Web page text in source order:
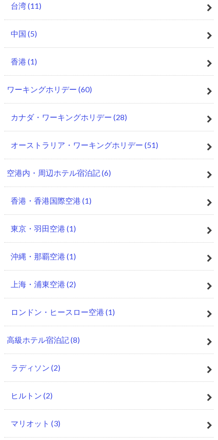
台湾(11)
中国 (5)
香港 (1)
ワーキングホリデー (60)
カナダ・ワーキングホリデー (28)
オーストラリア・ワーキングホリデー (51)
空港内・周辺ホテル宿泊記(6)
香港・香港国際空港 (1)
東京・羽田空港 (1)
沖縄・那覇空港 (1)
上海・浦東空港 (2)
ロンドン・ヒースロー空港 (1)
高級ホテル宿泊記(8)
ラディソン (2)
ヒルトン (2)
マリオット (3)